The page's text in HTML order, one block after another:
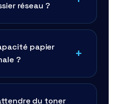
réseau ?
papier
?
du toner